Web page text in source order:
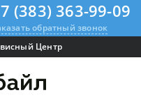
(383) 363-99-09
обратный звонок
Центр